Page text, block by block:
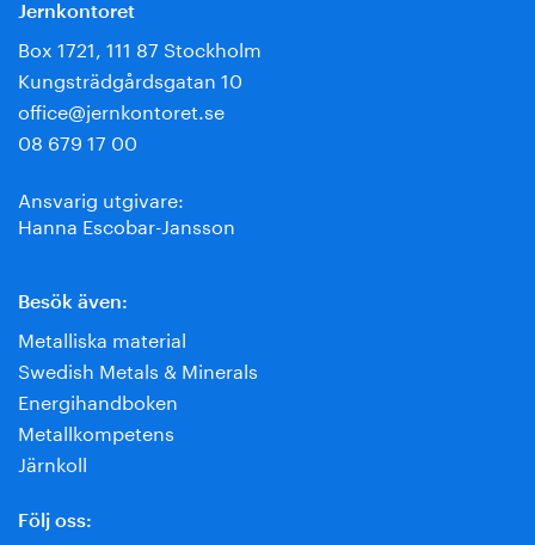
Jernkontoret
Box 1721, 111 87 Stockholm
Kungsträdgårdsgatan 10
office@jernkontoret.se
08 679 17 00
Ansvarig utgivare:
Hanna Escobar-Jansson
Besök även:
Metalliska material
Swedish Metals & Minerals
Energihandboken
Metallkompetens
Järnkoll
Följ oss: